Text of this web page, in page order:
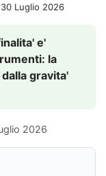
30 Luglio 2026
e'
la
gravita'
2026